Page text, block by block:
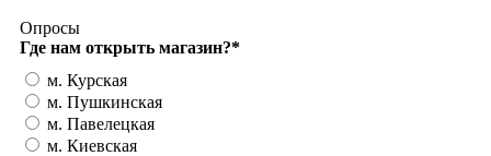
Опросы
Где нам открыть магазин?*
м. Курская
м. Пушкинская
м. Павелецкая
м. Киевская